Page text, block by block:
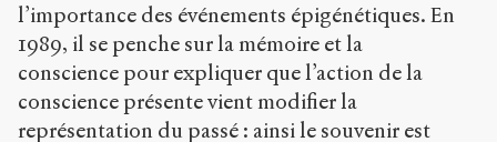
l’importance des événements épigénétiques. En
1989, il se penche sur la mémoire et la
conscience pour expliquer que l’action de la
conscience présente vient modifier la
représentation du passé : ainsi le souvenir est